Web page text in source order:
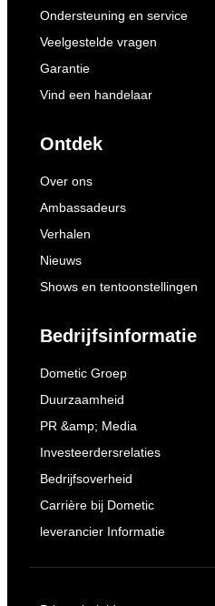
Ondersteuning en service
Veelgestelde vragen
Garantie
Vind een handelaar
Ontdek
Over ons
Ambassadeurs
Verhalen
Nieuws
Shows en tentoonstellingen
Bedrijfsinformatie
Dometic Groep
Duurzaamheid
PR &amp; Media
Investeerdersrelaties
Bedrijfsoverheid
Carrière bij Dometic
leverancier Informatie